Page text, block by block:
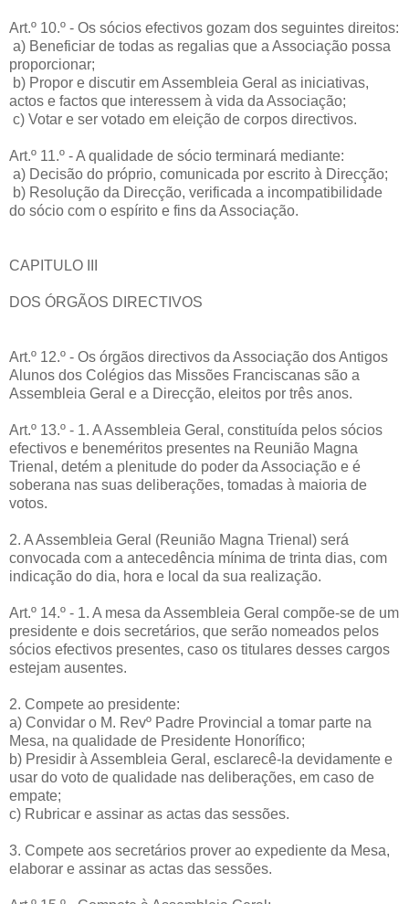
Art.º 10.º - Os sócios efectivos gozam dos seguintes direitos:
a) Beneficiar de todas as regalias que a Associação possa
proporcionar;
b) Propor e discutir em Assembleia Geral as iniciativas,
actos e factos que interessem à vida da Associação;
c) Votar e ser votado em eleição de corpos directivos.
Art.º 11.º - A qualidade de sócio terminará mediante:
a) Decisão do próprio, comunicada por escrito à Direcção;
b) Resolução da Direcção, verificada a incompatibilidade
do sócio com o espírito e fins da Associação.
CAPITULO III
DOS ÓRGÃOS DIRECTIVOS
Art.º 12.º - Os órgãos directivos da Associação dos Antigos
Alunos dos Colégios das Missões Franciscanas são a
Assembleia Geral e a Direcção, eleitos por três anos.
Art.º 13.º - 1. A Assembleia Geral, constituída pelos sócios
efectivos e beneméritos presentes na Reunião Magna
Trienal, detém a plenitude do poder da Associação e é
soberana nas suas deliberações, tomadas à maioria de
votos.
2. A Assembleia Geral (Reunião Magna Trienal) será
convocada com a antecedência mínima de trinta dias, com
indicação do dia, hora e local da sua realização.
Art.º 14.º - 1. A mesa da Assembleia Geral compõe-se de um
presidente e dois secretários, que serão nomeados pelos
sócios efectivos presentes, caso os titulares desses cargos
estejam ausentes.
2. Compete ao presidente:
a) Convidar o M. Revº Padre Provincial a tomar parte na
Mesa, na qualidade de Presidente Honorífico;
b) Presidir à Assembleia Geral, esclarecê-la devidamente e
usar do voto de qualidade nas deliberações, em caso de
empate;
c) Rubricar e assinar as actas das sessões.
3. Compete aos secretários prover ao expediente da Mesa,
elaborar e assinar as actas das sessões.